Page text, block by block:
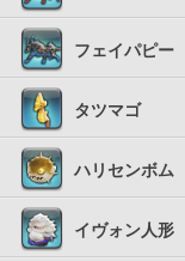
フェイパピー
タツマゴ
ハリセンボム
イヴォン人形